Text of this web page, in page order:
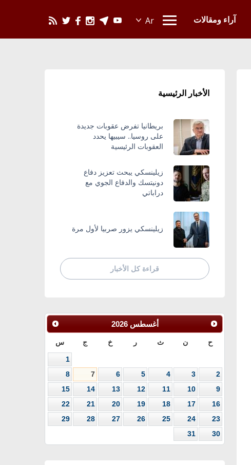
آراء ومقالات
الأخبار الرئيسية
بريطانيا تفرض عقوبات جديدة
على روسيا.. سيبيها يحدد
العقوبات الرئيسية
زيلينسكي يبحث تعزيز دفاع
دونيتسك والدفاع الجوي مع
دراباتي
زيلينسكي يزور صربيا لأول مرة
قراءة كل الأخبار
أغسطس 2026
ح ن ث ر خ ج س
1
2
3
4
5
6
7
8
9
10
11
12
13
14
15
16
17
18
19
20
21
22
23
24
25
26
27
28
29
30
31